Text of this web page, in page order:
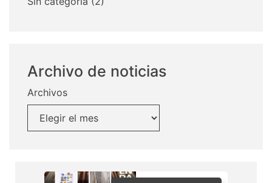
Archivo de noticias
Archivos